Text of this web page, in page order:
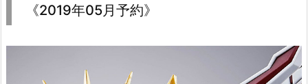
《2019年05月予約》